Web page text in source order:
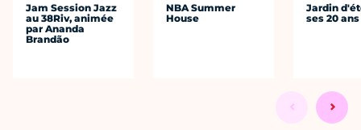
Jam Session Jazz
au 38Riv, animée
par Ananda
Brandão
NBA Summer
House
Jardin
ses 20 ans